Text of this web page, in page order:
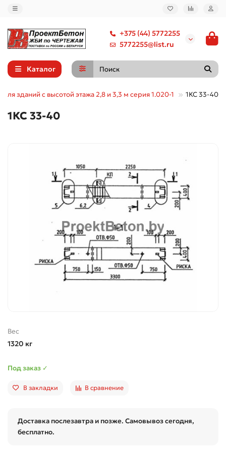
+375 (44) 5772255
5772255@list.ru
Каталог
зданий с высотой этажа 2,8 и 3,3 м серия 1.020-1 1КС 33-40
1КС 33-40
Вес
1320 кг
Под заказ ✓
В закладки В сравнение
Доставка послезавтра и позже. Самовывоз сегодня,
бесплатно.